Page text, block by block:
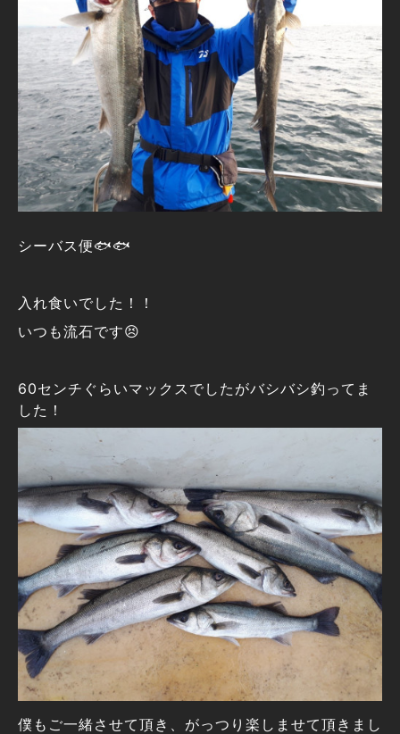
シーバス便🐟🐟
入れ食いでした！！
いつも流石です😣
60センチぐらいマックスでしたがバシバシ釣ってま
した！
僕もご一緒させて頂き、がっつり楽しませて頂きまし